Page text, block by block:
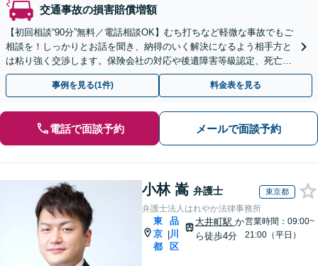
交通事故の損害賠償増額
【初回相談“90分”無料／電話相談OK】むち打ちなど軽微な事故でもご
相談を！しっかりとお話を聞き、納得のいく解決になるよう相手方と
は粘り強く交渉します。保険会社の対応や後遺障害等級認定、死亡事
故、休業損害、示談交渉など【弁護士特約利用可】
事例を見る(1件) 料金表を見る
電話で面談予約 メールで面談予約
小林 嵩 弁護士 東京都
弁護士法人はれやか法律事務所
東
京
都
|
品
川
区
大井町駅 か
ら徒歩4分
営業時間：09:00~
21:00（平日）